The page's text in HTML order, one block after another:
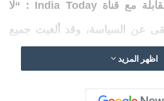
مدار 55 عاما، في مقابلة مع قناة India Today : “لا
عن السياسة، وقد ألغيت جميع
هذا العام بسبب معارضتي لطريقةاظهر المزيد